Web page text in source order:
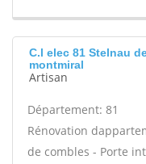
C.l elec 81 Stelnau
montmiral
Artisan
Département: 81
Rénovation
de combles - Porte